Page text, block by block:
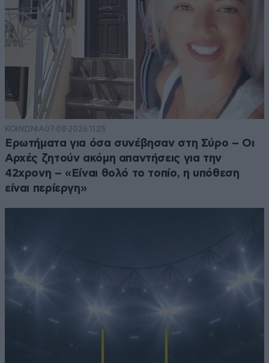
ΚΟΙΝΩΝΙΑ07·08·2026 11:25
Ερωτήματα για όσα συνέβησαν στη Σύρο – Οι
Αρχές ζητούν ακόμη απαντήσεις για την
42χρονη – «Είναι θολό το τοπίο, η υπόθεση
είναι περίεργη»